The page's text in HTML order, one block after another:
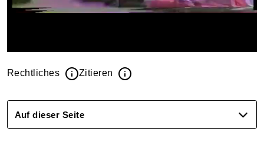
Rechtliches Zitieren
Auf dieser Seite